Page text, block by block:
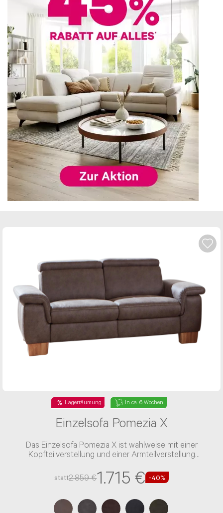
Lagerräumung In ca. 6 Wochen
Einzelsofa Pomezia X
Das Einzelsofa Pomezia X ist wahlweise mit einer
Kopfteilverstellung und einer Armteilverstellung
statt2.859 €1.715 € -40%